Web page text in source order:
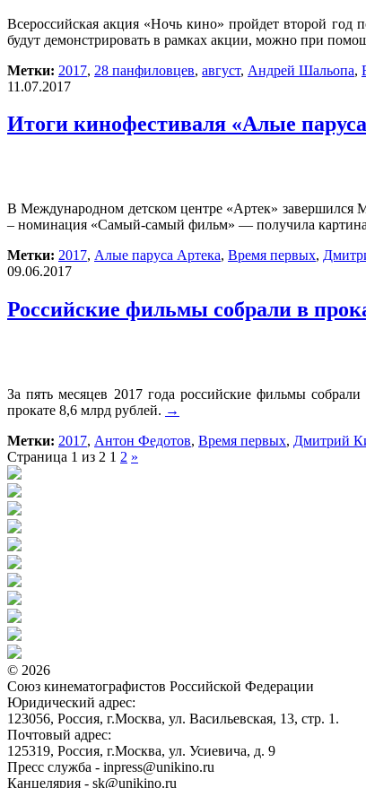
Всероссийская акция «Ночь кино» пройдет второй год
будут демонстрировать в рамках акции, можно при
Метки: 2017, 28 панфиловцев, август, Андрей Шальопа,
11.07.2017
Итоги кинофестиваля «Алые
В Международном детском центре «Артек» завершился
– номинация «Самый-самый фильм» — получила
Метки: 2017, Алые паруса Артека, Время первых,
09.06.2017
Российские фильмы собрали в
За пять месяцев 2017 года российские фильмы
прокате 8,6 млрд рублей. →
Метки: 2017, Антон Федотов, Время первых, Дмитрий
Страница 1 из 2 1 2 »
© 2026
Союз кинематографистов Российской Федерации
Юридический адрес:
123056, Россия, г.Москва, ул. Васильевская, 13, стр. 1.
Почтовый адрес:
125319, Россия, г.Москва, ул. Усиевича, д. 9
Пресс служба - inpress@unikino.ru
Канцелярия - sk@unikino.ru